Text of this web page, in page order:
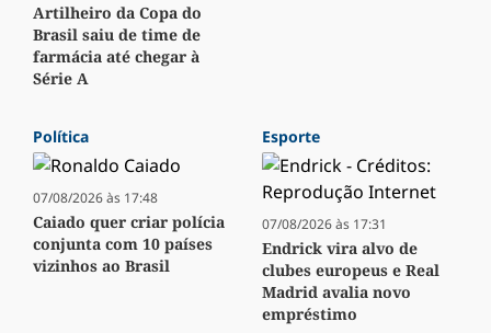
Artilheiro da Copa do
Brasil saiu de time de
farmácia até chegar à
Série A
Política
07/08/2026 às 17:48
Caiado quer criar polícia
conjunta com 10 países
vizinhos ao Brasil
Esporte
07/08/2026 às 17:31
Endrick vira alvo de
clubes europeus e Real
Madrid avalia novo
empréstimo